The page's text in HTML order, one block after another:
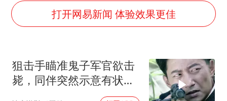
李斌称蔚来新车将搭载120度三元电池
22岁女生独闯南太行失联12天
上半年国内居民出游人次34.63亿
打开网易新闻 体验效果更佳
狙击手瞄准鬼子军官欲击
毙，同伴突然示意有状
况，鬼子胸前藏着钢板